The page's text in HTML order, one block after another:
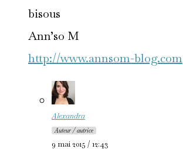
bisous
Ann’so M
http://www.annsom-blog.com
Alexandra
Auteur / autrice
9 mai 2015 / 12:43